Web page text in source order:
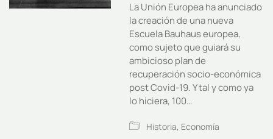
La Unión Europea ha anunciado
la creación de una nueva
Escuela Bauhaus europea,
como sujeto que guiará su
ambicioso plan de
recuperación socio-económica
post Covid-19. Y tal y como ya
lo hiciera, 100…
Historia, Economía